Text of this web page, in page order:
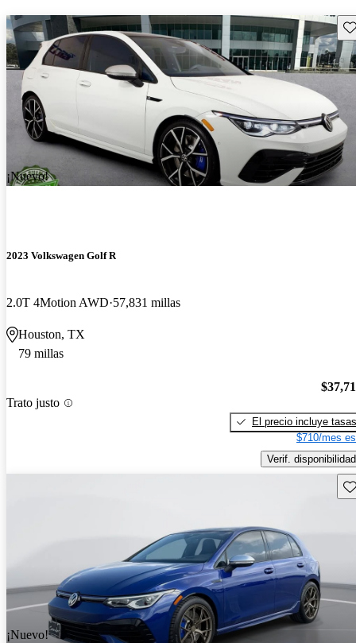
¡Nuevo!
2023 Volkswagen Golf R
2.0T 4Motion AWD 57,831 millas
Houston, TX
79 millas
Trato justo
El precio incluye tasas
$710/mes
Verif. disponibilidad
¡Nuevo!